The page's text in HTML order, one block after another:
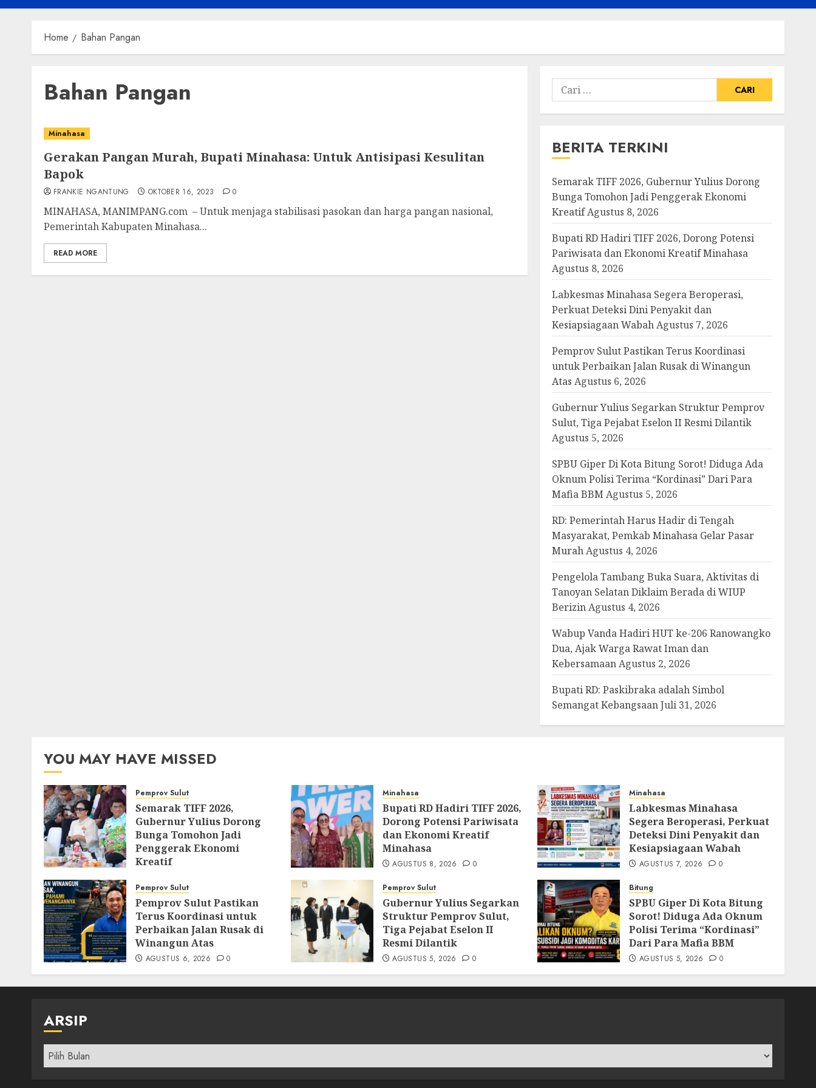
Home Bahan Pangan
Bahan Pangan
Minahasa
Gerakan Pangan Murah, Bupati Minahasa: Untuk Antisipasi Kesulitan
Bapok
FRANKIE NGANTUNG OKTOBER 16, 2023 0
MINAHASA, MANIMPANG.com – Untuk menjaga stabilisasi pasokan dan harga pangan nasional,
Pemerintah Kabupaten Minahasa...
READ MORE
Cari
untuk:
BERITA TERKINI
Semarak TIFF 2026, Gubernur Yulius Dorong
Bunga Tomohon Jadi Penggerak Ekonomi
Kreatif Agustus 8, 2026
Bupati RD Hadiri TIFF 2026, Dorong Potensi
Pariwisata dan Ekonomi Kreatif Minahasa
Agustus 8, 2026
Labkesmas Minahasa Segera Beroperasi,
Perkuat Deteksi Dini Penyakit dan
Kesiapsiagaan Wabah Agustus 7, 2026
Pemprov Sulut Pastikan Terus Koordinasi
untuk Perbaikan Jalan Rusak di Winangun
Atas Agustus 6, 2026
Gubernur Yulius Segarkan Struktur Pemprov
Sulut, Tiga Pejabat Eselon II Resmi Dilantik
Agustus 5, 2026
SPBU Giper Di Kota Bitung Sorot! Diduga Ada
Oknum Polisi Terima “Kordinasi” Dari Para
Mafia BBM Agustus 5, 2026
RD: Pemerintah Harus Hadir di Tengah
Masyarakat, Pemkab Minahasa Gelar Pasar
Murah Agustus 4, 2026
Pengelola Tambang Buka Suara, Aktivitas di
Tanoyan Selatan Diklaim Berada di WIUP
Berizin Agustus 4, 2026
Wabup Vanda Hadiri HUT ke-206 Ranowangko
Dua, Ajak Warga Rawat Iman dan
Kebersamaan Agustus 2, 2026
Bupati RD: Paskibraka adalah Simbol
Semangat Kebangsaan Juli 31, 2026
YOU MAY HAVE MISSED
Pemprov Sulut
Semarak TIFF 2026,
Gubernur Yulius Dorong
Bunga Tomohon Jadi
Penggerak Ekonomi
Kreatif
Minahasa
Bupati RD Hadiri TIFF 2026,
Dorong Potensi Pariwisata
dan Ekonomi Kreatif
Minahasa
AGUSTUS 8, 2026 0
Minahasa
Labkesmas Minahasa
Segera Beroperasi, Perkuat
Deteksi Dini Penyakit dan
Kesiapsiagaan Wabah
AGUSTUS 7, 2026 0
Pemprov Sulut
Pemprov Sulut Pastikan
Terus Koordinasi untuk
Perbaikan Jalan Rusak di
Winangun Atas
AGUSTUS 6, 2026 0
Pemprov Sulut
Gubernur Yulius Segarkan
Struktur Pemprov Sulut,
Tiga Pejabat Eselon II
Resmi Dilantik
AGUSTUS 5, 2026 0
Bitung
SPBU Giper Di Kota Bitung
Sorot! Diduga Ada Oknum
Polisi Terima “Kordinasi”
Dari Para Mafia BBM
AGUSTUS 5, 2026 0
ARSIP
Arsip